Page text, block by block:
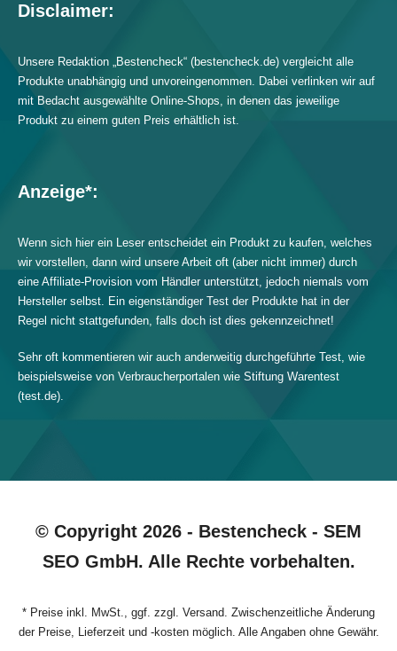
Disclaimer:
Unsere Redaktion „Bestencheck“ (bestencheck.de) vergleicht alle
Produkte unabhängig und unvoreingenommen. Dabei verlinken wir auf
mit Bedacht ausgewählte Online-Shops, in denen das jeweilige
Produkt zu einem guten Preis erhältlich ist.
Anzeige*:
Wenn sich hier ein Leser entscheidet ein Produkt zu kaufen, welches
wir vorstellen, dann wird unsere Arbeit oft (aber nicht immer) durch
eine Affiliate-Provision vom Händler unterstützt, jedoch niemals vom
Hersteller selbst. Ein eigenständiger Test der Produkte hat in der
Regel nicht stattgefunden, falls doch ist dies gekennzeichnet!
Sehr oft kommentieren wir auch anderweitig durchgeführte Test, wie
beispielsweise von Verbraucherportalen wie Stiftung Warentest
(test.de).
© Copyright 2026 - Bestencheck - SEM
SEO GmbH. Alle Rechte vorbehalten.
* Preise inkl. MwSt., ggf. zzgl. Versand. Zwischenzeitliche Änderung
der Preise, Lieferzeit und -kosten möglich. Alle Angaben ohne Gewähr.